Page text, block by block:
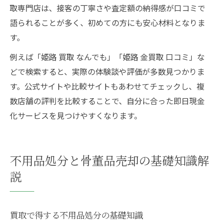
取専門店は、接客の丁寧さや査定額の納得感が口コミで
語られることが多く、初めての方にも安心材料となりま
す。
例えば「姫路 買取 なんでも」「姫路 金買取 口コミ」な
どで検索すると、実際の体験談や評価が多数見つかりま
す。公式サイトや比較サイトもあわせてチェックし、複
数店舗の評判を比較することで、自分に合った即日現金
化サービスを見つけやすくなります。
不用品処分と骨董品売却の基礎知識解
説
買取で得する不用品処分の基礎知識